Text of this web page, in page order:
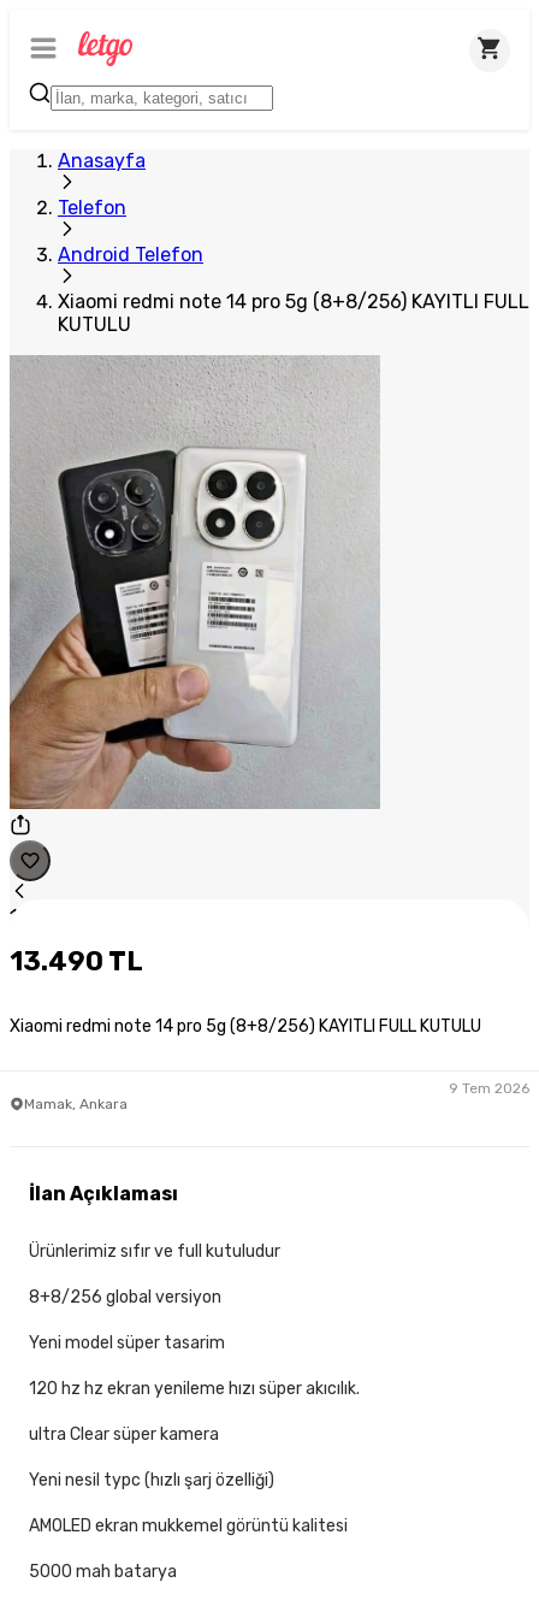
Anasayfa
Telefon
Android Telefon
Xiaomi redmi note 14 pro 5g (8+8/256) KAYITLI FULL
KUTULU
1
13.490 TL
Xiaomi redmi note 14 pro 5g (8+8/256) KAYITLI FULL KUTULU
Mamak, Ankara
9 Tem 2026
İlan Açıklaması
Ürünlerimiz sıfır ve full kutuludur
8+8/256 global versiyon
Yeni model süper tasarim
120 hz hz ekran yenileme hızı süper akıcılık.
ultra Clear süper kamera
Yeni nesil typc (hızlı şarj özelliği)
AMOLED ekran mukkemel görüntü kalitesi
5000 mah batarya